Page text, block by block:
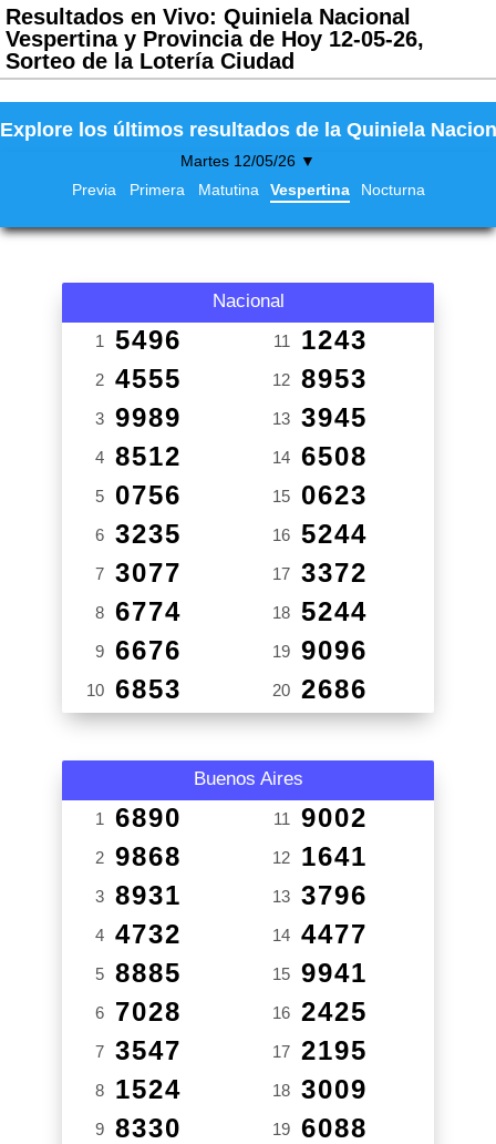
Resultados en Vivo: Quiniela Nacional
Vespertina y Provincia de Hoy 12-05-26,
Sorteo de la Lotería Ciudad
Explore los últimos resultados de la Quiniela
Martes 12/05/26 ▼
Previa
Primera Matutina Vespertina Nocturna
Nacional
1 5496
2 4555
3 9989
4 8512
5 0756
6 3235
7 3077
8 6774
9 6676
10 6853
11 1243
12 8953
13 3945
14 6508
15 0623
16 5244
17 3372
18 5244
19 9096
20 2686
Buenos Aires
1 6890
2 9868
3 8931
4 4732
5 8885
6 7028
7 3547
8 1524
9 8330
11 9002
12 1641
13 3796
14 4477
15 9941
16 2425
17 2195
18 3009
19 6088